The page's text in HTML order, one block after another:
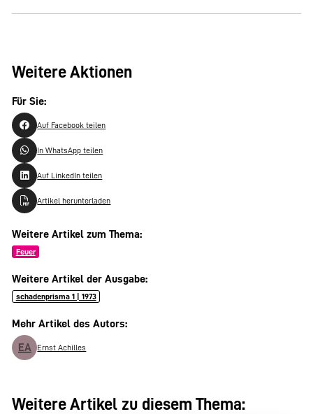
Weitere Aktionen
Für Sie:
Auf Facebook teilen
In WhatsApp teilen
Auf LinkedIn teilen
Artikel herunterladen
Weitere Artikel zum Thema:
Feuer
Weitere Artikel der Ausgabe:
schadenprisma 1 | 1973
Mehr Artikel des Autors:
EA Ernst Achilles
Weitere Artikel zu diesem Thema: